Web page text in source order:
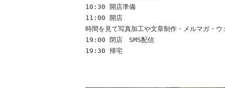
10:30 開店準備
11:00 開店
時間を見て写真加工や文章制作・メルマガ・
19:00 閉店 SMS配信
19:30 帰宅